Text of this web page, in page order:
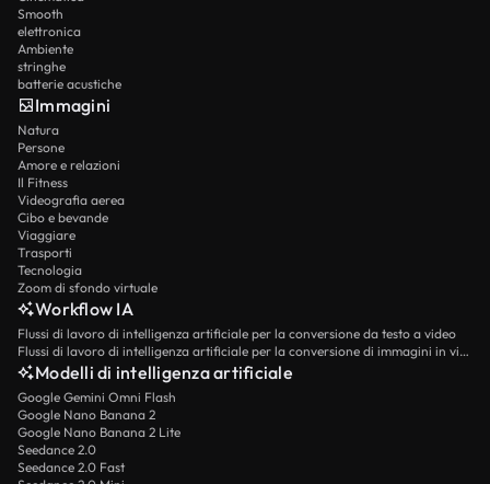
Smooth
elettronica
Ambiente
stringhe
batterie acustiche
Immagini
Natura
Persone
Amore e relazioni
Il Fitness
Videografia aerea
Cibo e bevande
Viaggiare
Trasporti
Tecnologia
Zoom di sfondo virtuale
Workflow IA
Flussi di lavoro di intelligenza artificiale per la conversione da testo a video
Flussi di lavoro di intelligenza artificiale per la conversione di immagini in video
Modelli di intelligenza artificiale
Google Gemini Omni Flash
Google Nano Banana 2
Google Nano Banana 2 Lite
Seedance 2.0
Seedance 2.0 Fast